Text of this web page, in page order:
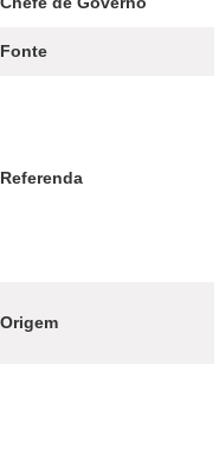
Fonte
Referenda
Origem